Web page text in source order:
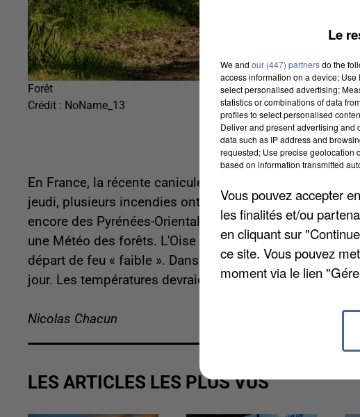
Forêt
Crédit : NoName_13
En France, la récente canicule a rendu la situation
jeudi, plusieurs incendies ont ravagé des massifs de
encore des Pyrénées-Orientales. Pour savoir où se
une Météo des forêts. L'Oise est colorée en vert ce
départ de feu « faible ». Dans le sud de l'Hexagone, six
jour. Les températures devraient de nouveau grimper ce
Nicolas Chacun
LES ARTICLES LES PLUS VUS
Le
We and our (447) partnersdo the
access information on a device;
select personalised advertising;
statistics or combinations of data
profiles to select personalised
Deliver and present advertising and
data such as IP address and
requested; Use precise geolocation
based on information transmitted
Vous pouvez accepter
les finalités et/ou
en cliquant sur
ce site. Vous pouvez
moment via le lien